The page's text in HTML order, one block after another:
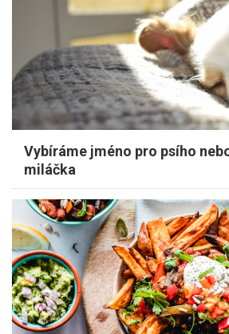
Vybíráme jméno pro psího
miláčka